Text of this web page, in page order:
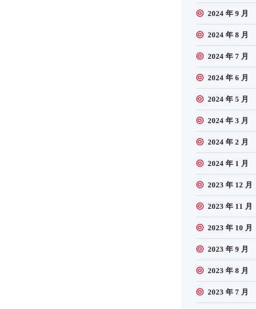
2024 年 9 月
2024 年 8 月
2024 年 7 月
2024 年 6 月
2024 年 5 月
2024 年 3 月
2024 年 2 月
2024 年 1 月
2023 年 12 月
2023 年 11 月
2023 年 10 月
2023 年 9 月
2023 年 8 月
2023 年 7 月